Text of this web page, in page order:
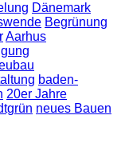
Dänemark
Begrünung
Aarhus
baden-
20er Jahre
neues Bauen